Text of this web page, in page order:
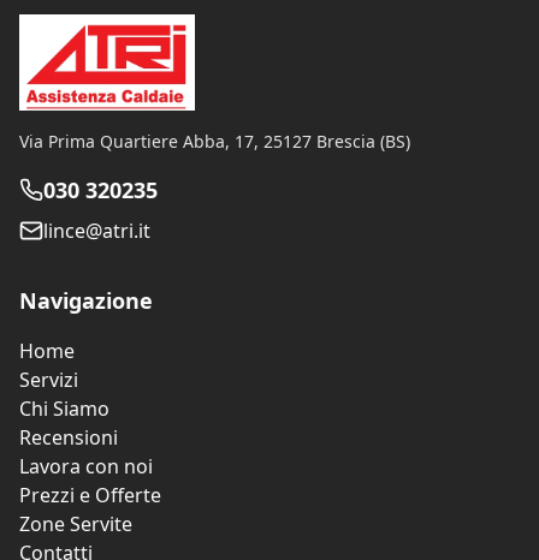
Via Prima Quartiere Abba, 17, 25127 Brescia (BS)
030 320235
lince@atri.it
Navigazione
Home
Servizi
Chi Siamo
Recensioni
Lavora con noi
Prezzi e Offerte
Zone Servite
Contatti